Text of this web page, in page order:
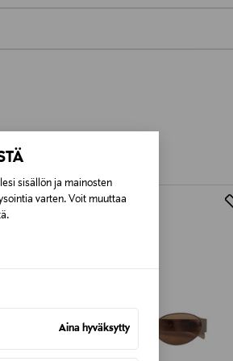
sisällön ja mainosten
varten. Voit muuttaa
Aina hyväksytty
ja tuotteen koosta riippuen
on saatavilla valittuun osoitteeseen.